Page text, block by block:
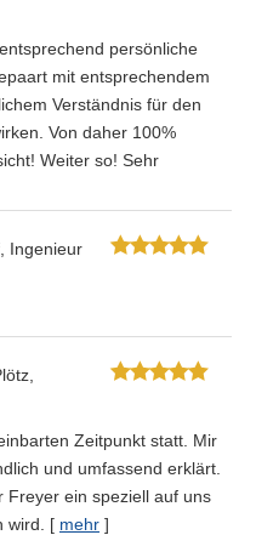
persönliche
mit entsprechendem
Verständnis für den
Von daher 100%
Weiter so! Sehr
, Ingenieur
Zeitpunkt statt. Mir
und umfassend erklärt.
Freyer ein speziell auf uns
wird. [ mehr ]